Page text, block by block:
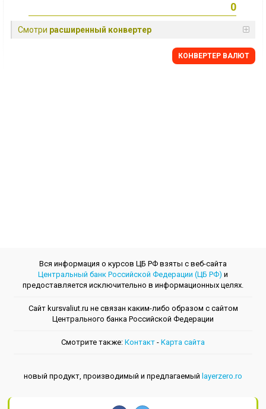
Смотри расширенный конвертер
КОНВЕРТЕР ВАЛЮТ
Вся информация о курсов ЦБ РФ взяты с веб-сайта
Центральный банк Российской Федерации (ЦБ РФ) и
предоставляется исключительно в информационных целях.
Сайт kursvaliut.ru не связан каким-либо образом с сайтом
Центрального банкa Российской Федерации
Смотрите также: Контакт - Kарта сайта
новый продукт, производимый и предлагаемый layerzero.ro